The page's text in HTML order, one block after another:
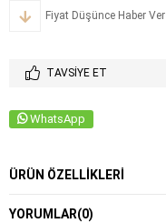
Fiyat Düşünce Haber Ver
TAVSIYE ET
WhatsApp
ÜRÜN ÖZELLIKLERI
YORUMLAR(0)